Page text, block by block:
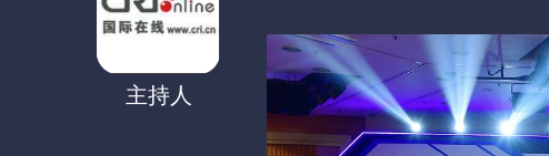
主持人